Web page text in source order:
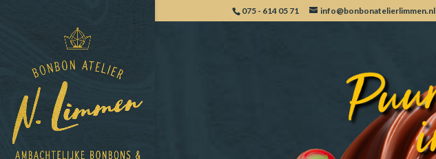
075 - 614 05 71 info@bonbonatelierlimmen.nl